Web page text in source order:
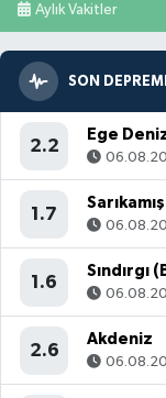
Aylık Vakitler
SON
2.2
Ege
1.7
1.6
Sındırgı
2.6
Akdeniz